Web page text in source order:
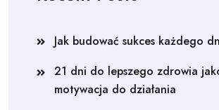
Jak budować sukces każdego
21 dni do lepszego zdrowia
motywacja do działania